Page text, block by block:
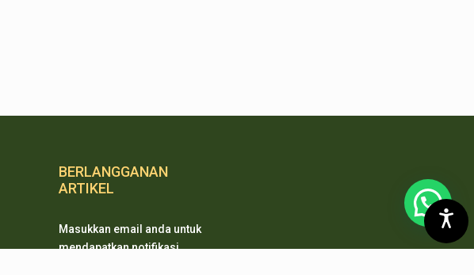
BERLANGGANAN
ARTIKEL
Masukkan email anda untuk
mendapatkan notifikasi